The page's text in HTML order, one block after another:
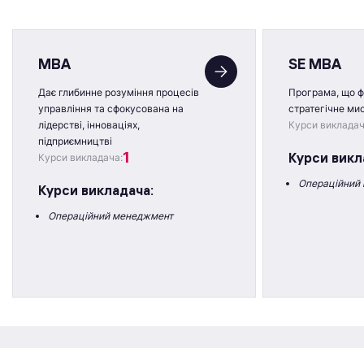
MBA
Дає глибинне розуміння процесів
управління та сфокусована на
лідерстві, інноваціях,
підприємництві
Курси викладача:1
Курси викладача:
Операційний менеджмент
SE MBA
Програма, що
стратегічне
Курси
Курси